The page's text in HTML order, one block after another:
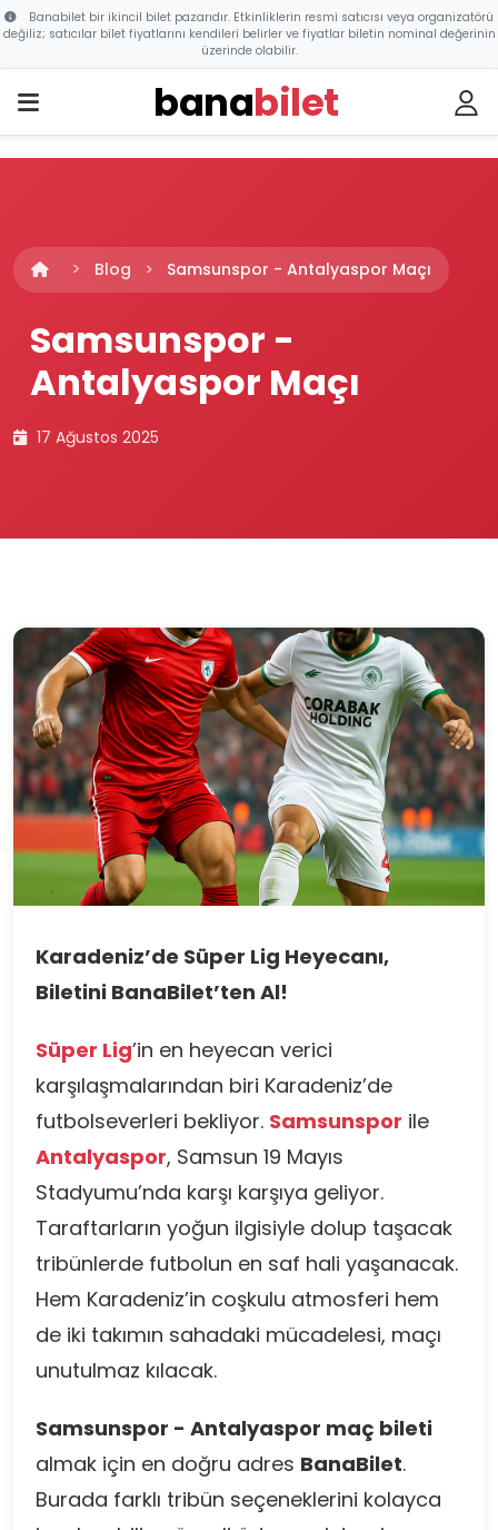
Banabilet bir ikincil bilet pazarıdır. Etkinliklerin resmi satıcısı veya organizatörü
değiliz; satıcılar bilet fiyatlarını kendileri belirler ve fiyatlar biletin nominal değerinin
üzerinde olabilir.
banabilet
Blog Samsunspor - Antalyaspor Maçı
Samsunspor -
Antalyaspor Maçı
17 Ağustos 2025
Karadeniz’de Süper Lig Heyecanı,
Biletini BanaBilet’ten Al!
Süper Lig’in en heyecan verici
karşılaşmalarından biri Karadeniz’de
futbolseverleri bekliyor. Samsunspor ile
Antalyaspor, Samsun 19 Mayıs
Stadyumu’nda karşı karşıya geliyor.
Taraftarların yoğun ilgisiyle dolup taşacak
tribünlerde futbolun en saf hali yaşanacak.
Hem Karadeniz’in coşkulu atmosferi hem
de iki takımın sahadaki mücadelesi, maçı
unutulmaz kılacak.
Samsunspor - Antalyaspor maç bileti
almak için en doğru adres BanaBilet.
Burada farklı tribün seçeneklerini kolayca